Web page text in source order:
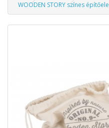
WOODEN STORY színes